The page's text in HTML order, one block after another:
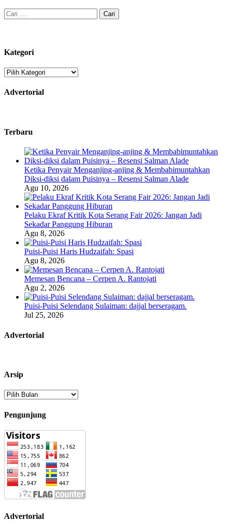
Cari
untuk:
Kategori
Kategori
Advertorial
Terbaru
Ketika Penyair Menganjing-anjing & Membabimuntahkan
Diksi-diksi dalam Puisinya – Resensi Salman Alade
Agu 10, 2026
Pelaku Ekraf Kritik Kota Serang Fair 2026: Jangan Jadi
Sekadar Panggung Hiburan
Agu 8, 2026
Puisi-Puisi Haris Hudzaifah: Spasi
Agu 8, 2026
Memesan Bencana – Cerpen A. Rantojati
Agu 2, 2026
Puisi-Puisi Selendang Sulaiman: dajjal berseragam.
Jul 25, 2026
Advertorial
Arsip
Arsip
Pengunjung
Advertorial